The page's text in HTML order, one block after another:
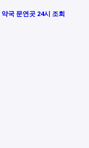
국 문연곳 24시 조회